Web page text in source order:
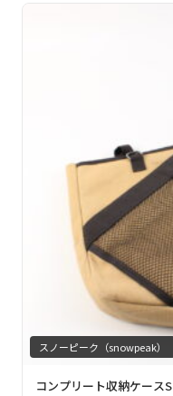
スノーピーク（snowpeak）
コンプリート収納ケースS